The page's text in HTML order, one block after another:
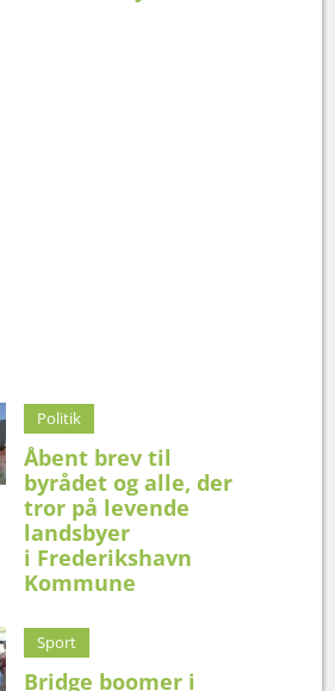
Politik
Åbent brev til
byrådet og alle, der
tror på levende
landsbyer
i Frederikshavn
Kommune
Sport
Bridge boomer i